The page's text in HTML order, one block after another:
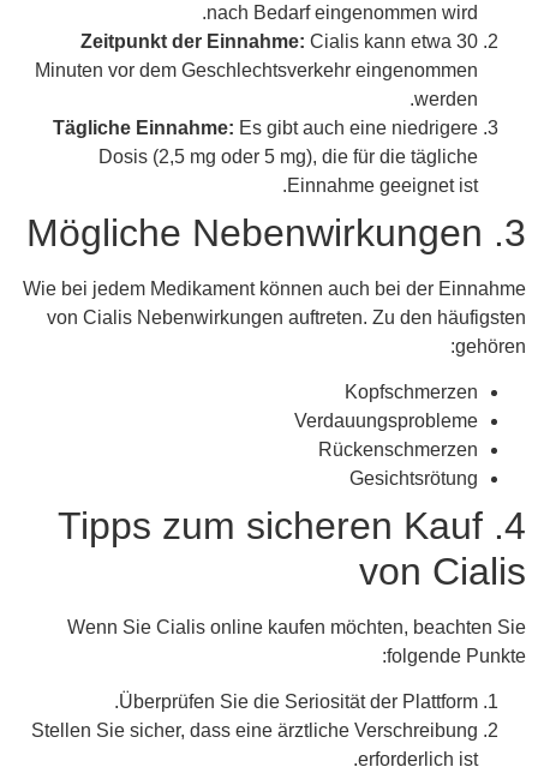
nach Bedarf eingenommen wird.
Zeitpunkt der Einnahme: Cialis kann etwa 30
Minuten vor dem Geschlechtsverkehr eingenommen
werden.
Tägliche Einnahme: Es gibt auch eine niedrigere
Dosis (2,5 mg oder 5 mg), die für die tägliche
Einnahme geeignet ist.
3. Mögliche Nebenwirkungen
Wie bei jedem Medikament können auch bei der Einnahme
von Cialis Nebenwirkungen auftreten. Zu den häufigsten
gehören:
Kopfschmerzen
Verdauungsprobleme
Rückenschmerzen
Gesichtsrötung
4. Tipps zum sicheren Kauf
von Cialis
Wenn Sie Cialis online kaufen möchten, beachten Sie
folgende Punkte:
Überprüfen Sie die Seriosität der Plattform.
Stellen Sie sicher, dass eine ärztliche Verschreibung
erforderlich ist.